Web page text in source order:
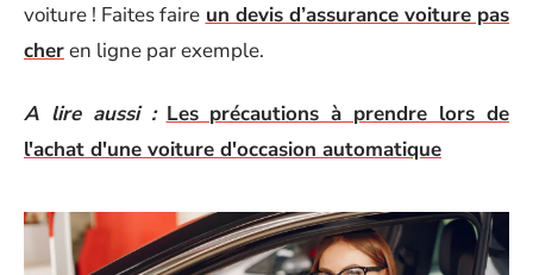
voiture ! Faites faire un devis d’assurance voiture pas
cheren ligne par exemple.
A lire aussi : Les précautions à prendre lors de
l'achat d'une voiture d'occasion automatique